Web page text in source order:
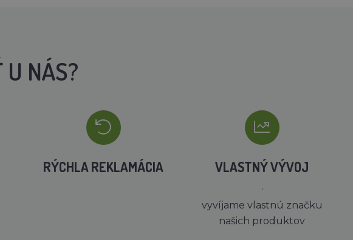
U NÁS?
RÝCHLA REKLAMÁCIA VLASTNÝ VÝVOJ
´
vyvíjame vlastnú značku
našich produktov